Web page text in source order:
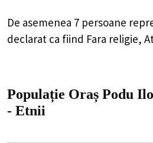
De asemenea 7 persoane
declarat ca fiind Fara religie,
Populație Oraș Podu
- Etnii